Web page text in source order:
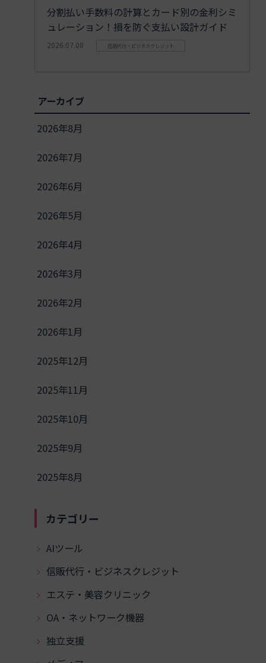
競合」から細分化し、顧客の過去の失敗体験や社内
分割払い手数料の計算とカード別の金利シミ
ュレーション！損を防ぐ支払い設計ガイド
2026.07.08 信販代行・ビジネスクレジット
アーカイブ
2026年8月
2026年7月
2026年6月
2026年5月
2026年4月
2026年3月
2026年2月
2026年1月
2025年12月
2025年11月
2025年10月
2025年9月
2025年8月
カテゴリー
AIツール
信販代行・ビジネスクレジット
エステ・美容クリニック
OA・ネットワーク機器
独立支援